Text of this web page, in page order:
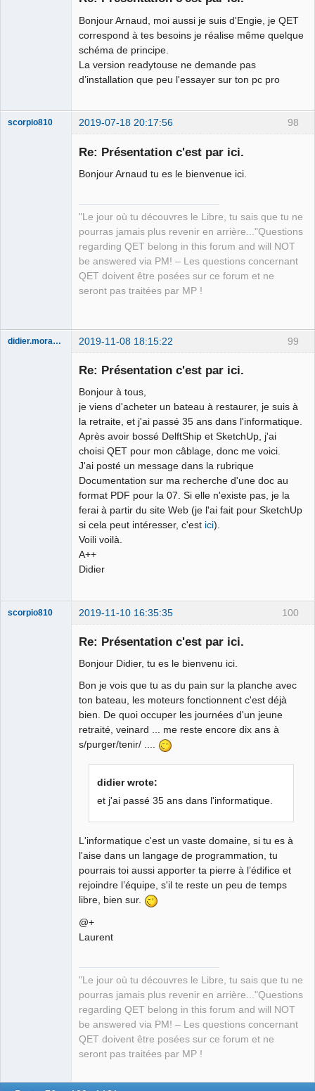
Bonjour Arnaud, moi aussi je suis d'Engie, je QET
correspond à tes besoins je réalise même quelque
schéma de principe.
La version readytouse ne demande pas
d’installation que peu l'essayer sur ton pc pro
98
scorpio810 2019-07-18 20:17:56
Re: Présentation c'est par ici.
Bonjour Arnaud tu es le bienvenue ici.
"Le jour où tu découvres le Libre, tu sais que tu ne
pourras jamais plus revenir en arrière..."Questions
regarding QET belong in this forum and will NOT
be answered via PM! – Les questions concernant
QET doivent être posées sur ce forum et ne
seront pas traitées par MP !
99
didier.morandi 2019-11-08 18:15:22
Re: Présentation c'est par ici.
Bonjour à tous,
je viens d'acheter un bateau à restaurer, je suis à
la retraite, et j'ai passé 35 ans dans l'informatique.
Après avoir bossé DelftShip et SketchUp, j'ai
choisi QET pour mon câblage, donc me voici.
J'ai posté un message dans la rubrique
Documentation sur ma recherche d'une doc au
format PDF pour la 07. Si elle n'existe pas, je la
ferai à partir du site Web (je l'ai fait pour SketchUp
si cela peut intéresser, c'est ici).
Voili voilà.
A++
Didier
100
scorpio810 2019-11-10 16:35:35
Re: Présentation c'est par ici.
Bonjour Didier, tu es le bienvenu ici.
Bon je vois que tu as du pain sur la planche avec
ton bateau, les moteurs fonctionnent c'est déjà
bien. De quoi occuper les journées d'un jeune
retraité, veinard ... me reste encore dix ans à
s/purger/tenir/ ....
didier wrote:
et j'ai passé 35 ans dans l'informatique.
L'informatique c'est un vaste domaine, si tu es à
l'aise dans un langage de programmation, tu
pourrais toi aussi apporter ta pierre à l’édifice et
rejoindre l’équipe, s'il te reste un peu de temps
libre, bien sur.
@+
Laurent
"Le jour où tu découvres le Libre, tu sais que tu ne
pourras jamais plus revenir en arrière..."Questions
regarding QET belong in this forum and will NOT
be answered via PM! – Les questions concernant
QET doivent être posées sur ce forum et ne
seront pas traitées par MP !